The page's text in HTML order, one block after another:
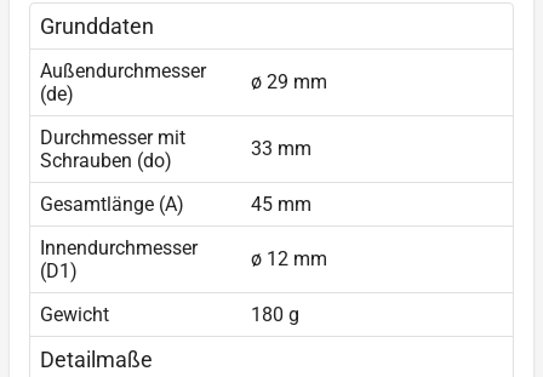
Grunddaten
Außendurchmesser
(de)
ø 29 mm
Durchmesser mit
Schrauben (do)
33 mm
Gesamtlänge (A)
45 mm
Innendurchmesser
(D1)
ø 12 mm
Gewicht 180 g
Detailmaße